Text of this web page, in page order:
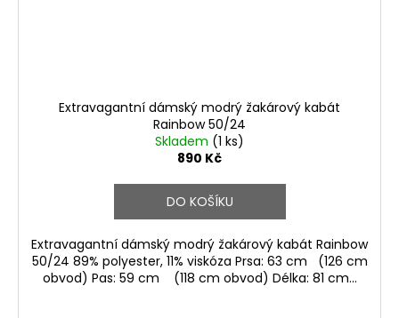
Extravagantní dámský modrý žakárový kabát
Rainbow 50/24
Skladem (1 ks)
890 Kč
DO KOŠÍKU
Extravagantní dámský modrý žakárový kabát Rainbow
50/24 89% polyester, 11% viskóza Prsa: 63 cm (126 cm
obvod) Pas: 59 cm (118 cm obvod) Délka: 81 cm...